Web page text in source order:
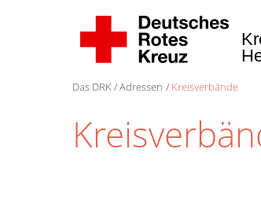
Das DRK Adressen Kreisverbände